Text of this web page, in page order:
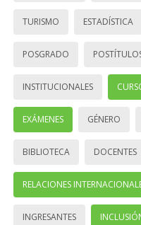
TURISMO ESTADÍSTICA
POSGRADO
INSTITUCIONALES
EXÁMENES GÉNERO
BIBLIOTECA DOCENTES
RELACIONES
INGRESANTES